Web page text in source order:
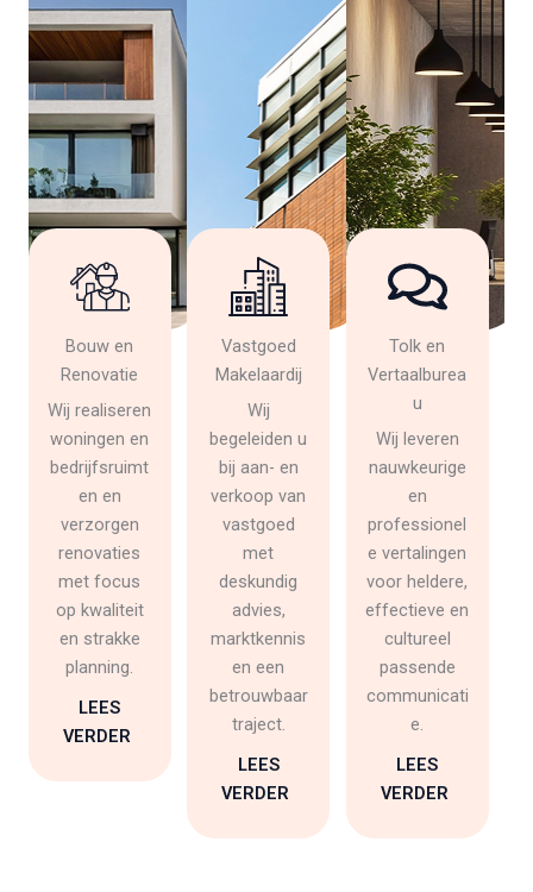
Bouw en
Renovatie
Wij realiseren
woningen en
bedrijfsruimt
en en
verzorgen
renovaties
met focus
op kwaliteit
en strakke
planning.
LEES
VERDER
Vastgoed
Makelaardij
Wij
begeleiden u
bij aan- en
verkoop van
vastgoed
met
deskundig
advies,
marktkennis
en een
betrouwbaar
traject.
LEES
VERDER
Tolk en
Vertaalburea
u
Wij leveren
nauwkeurige
en
professionel
e vertalingen
voor heldere,
effectieve en
cultureel
passende
communicati
e.
LEES
VERDER